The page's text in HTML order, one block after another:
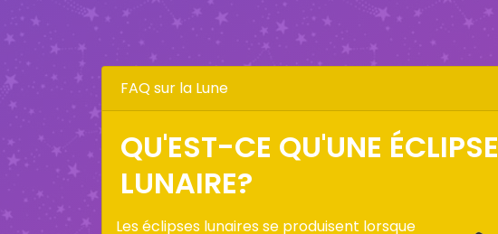
FAQ sur la Lune
QU'EST-CE QU'UNE ÉCLIPSE
LUNAIRE?
Les éclipses lunaires se produisent lorsque